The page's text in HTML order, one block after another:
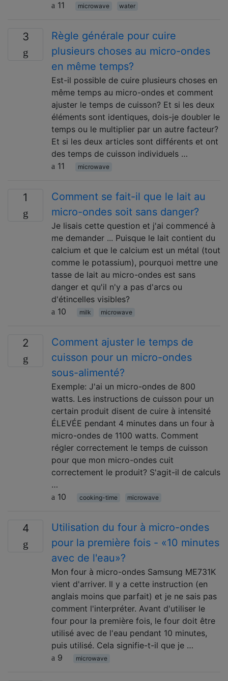
11 microwave water
3
Règle générale pour cuire
plusieurs choses au micro-ondes
en même temps?
Est-il possible de cuire plusieurs choses en
même temps au micro-ondes et comment
ajuster le temps de cuisson? Et si les deux
éléments sont identiques, dois-je doubler le
temps ou le multiplier par un autre facteur?
Et si les deux articles sont différents et ont
des temps de cuisson individuels …
11
microwave
1
Comment se fait-il que le lait au
micro-ondes soit sans danger?
Je lisais cette question et j'ai commencé à
me demander ... Puisque le lait contient du
calcium et que le calcium est un métal (tout
comme le potassium), pourquoi mettre une
tasse de lait au micro-ondes est sans
danger et qu'il n'y a pas d'arcs ou
d'étincelles visibles?
10
milk microwave
2
Comment ajuster le temps de
cuisson pour un micro-ondes
sous-alimenté?
Exemple: J'ai un micro-ondes de 800
watts. Les instructions de cuisson pour un
certain produit disent de cuire à intensité
ÉLEVÉE pendant 4 minutes dans un four à
micro-ondes de 1100 watts. Comment
régler correctement le temps de cuisson
pour que mon micro-ondes cuit
correctement le produit? S'agit-il de calculs
…
10
cooking-time microwave
4
Utilisation du four à micro-ondes
pour la première fois - «10 minutes
avec de l'eau»?
Mon four à micro-ondes Samsung ME731K
vient d'arriver. Il y a cette instruction (en
anglais moins que parfait) et je ne sais pas
comment l'interpréter. Avant d'utiliser le
four pour la première fois, le four doit être
utilisé avec de l'eau pendant 10 minutes,
puis utilisé. Cela signifie-t-il que je …
9
microwave